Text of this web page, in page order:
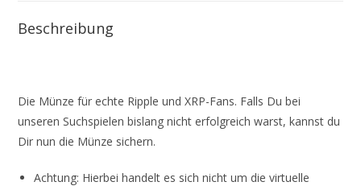
Beschreibung
Die Münze für echte Ripple und XRP-Fans. Falls Du bei
unseren Suchspielen bislang nicht erfolgreich warst, kannst du
Dir nun die Münze sichern.
Achtung: Hierbei handelt es sich nicht um die virtuelle